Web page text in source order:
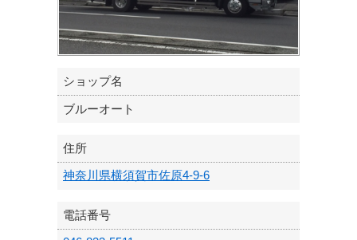
ショップ名
ブルーオート
住所
神奈川県横須賀市佐原4-9-6
電話番号